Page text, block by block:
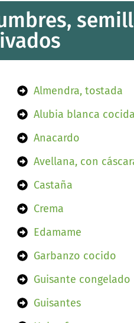
Almendra, tostada
Alubia blanca cocida
Anacardo
Avellana, con
Castaña
Crema
Edamame
Garbanzo cocido
Guisante congelado
Guisantes